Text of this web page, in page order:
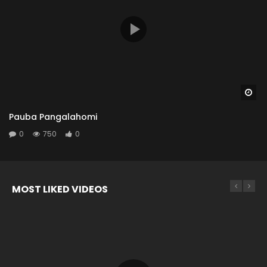
Pauba Pangalahomi
0 750 0
MOST LIKED VIDEOS